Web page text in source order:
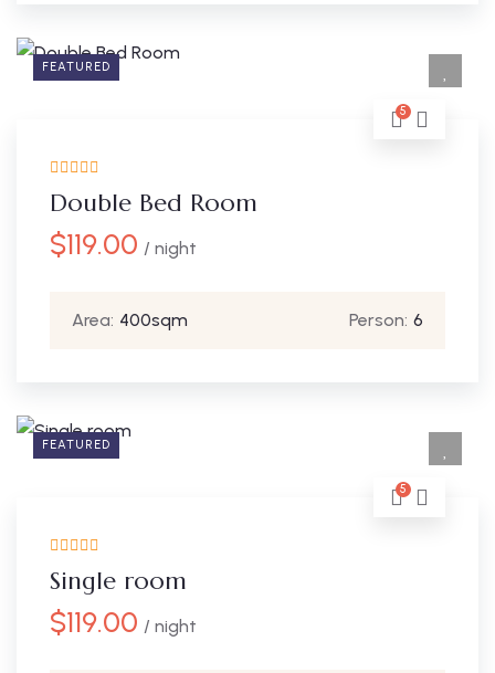
FEATURED
5
Double Bed Room
$119.00 / night
Area: 400sqm Person: 6
FEATURED
5
Single room
$119.00 / night